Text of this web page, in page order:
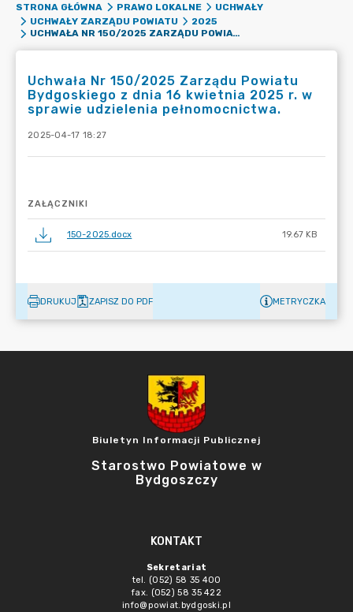
STRONA GŁÓWNA PRAWO LOKALNE
UCHWAŁY
UCHWAŁY ZARZĄDU POWIATU
2025
UCHWAŁA NR 150/2025 ZARZĄDU POWIATU BYDGOSKIEGO Z DNIA 16 KWIETNIA 2025 R. W SPRAWIE UDZIELENIA PEŁNOMOCNICTWA.
Uchwała Nr 150/2025 Zarządu Powiatu
Bydgoskiego z dnia 16 kwietnia 2025 r. w
sprawie udzielenia pełnomocnictwa.
2025-04-17 18:27
ZAŁĄCZNIKI
150-2025.docx 19.67 KB
DRUKUJ ZAPISZ DO PDF METRYCZKA
Biuletyn Informacji Publicznej
Starostwo Powiatowe w
Bydgoszczy
KONTAKT
Sekretariat
tel. (052) 58 35 400
fax. (052) 58 35 422
info@powiat.bydgoski.pl